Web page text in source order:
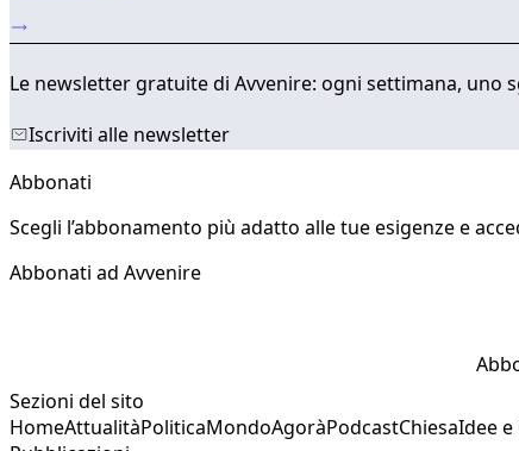
Le newsletter gratuite di Avvenire: ogni settimana, uno
Iscriviti alle newsletter
Abbonati
Scegli l’abbonamento più adatto alle tue esigenze e
Abbonati ad Avvenire
Sezioni del sito
HomeAttualitàPoliticaMondoAgoràPodcastChiesaIdee